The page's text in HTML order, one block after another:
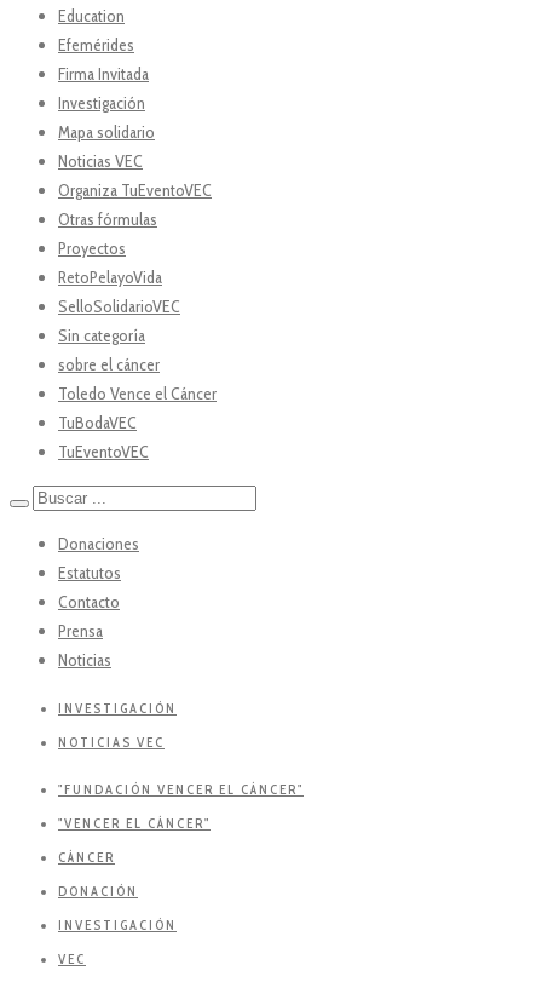
Education
Efemérides
Firma Invitada
Investigación
Mapa solidario
Noticias VEC
Organiza TuEventoVEC
Otras fórmulas
Proyectos
RetoPelayoVida
SelloSolidarioVEC
Sin categoría
sobre el cáncer
Toledo Vence el Cáncer
TuBodaVEC
TuEventoVEC
Donaciones
Estatutos
Contacto
Prensa
Noticias
INVESTIGACIÓN
NOTICIAS VEC
"FUNDACIÓN VENCER EL CÁNCER"
"VENCER EL CÁNCER"
CÁNCER
DONACIÓN
INVESTIGACIÓN
VEC